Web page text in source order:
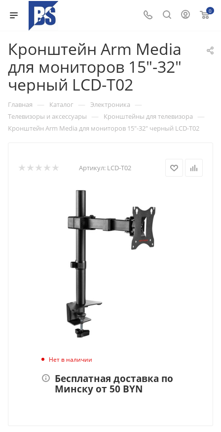
0
Кронштейн Arm Media
для мониторов 15"-32"
черный LCD-T02
Главная — Каталог — Электроника —
Телевизоры и аксессуары — Кронштейны для телевизора —
Кронштейн Arm Media для мониторов 15"-32" черный LCD-T02
Артикул: LCD-T02
Нет в наличии
Бесплатная доставка по
Минску от 50 BYN